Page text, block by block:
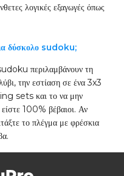
λογικές εξαγωγές όπως
δύσκολο sudoku;
περιλαμβάνουν τη
την εστίαση σε ένα 3x3
sets και το να μην
100% βέβαιοι. Αν
το πλέγμα με φρέσκια